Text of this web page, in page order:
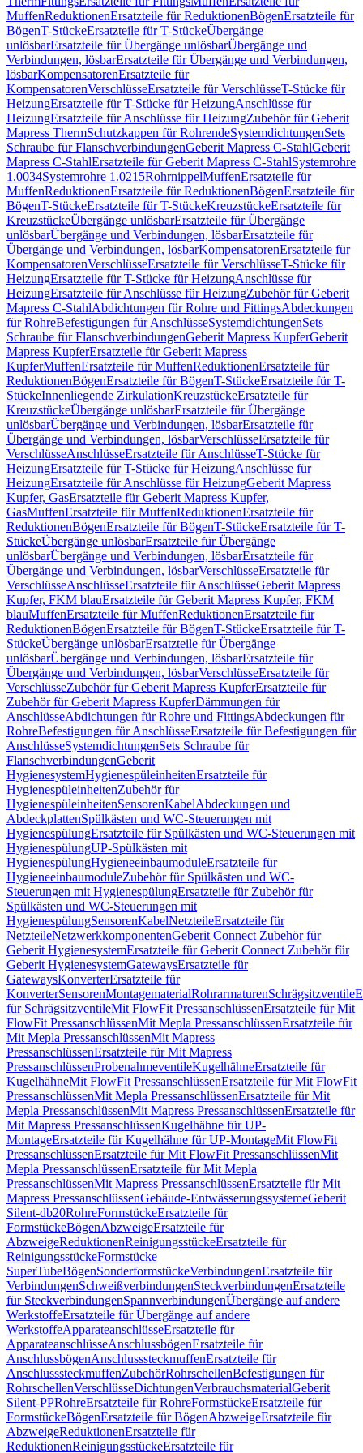
MuffenReduktionenErsatzteile für ReduktionenBögenErsatzteile für
BögenT-StückeErsatzteile für T-StückeÜbergänge
unlösbarErsatzteile für Übergänge unlösbarÜbergänge und
Verbindungen, lösbarErsatzteile für Übergänge und Verbindungen,
lösbarKompensatorenErsatzteile für
KompensatorenVerschlüsseErsatzteile für VerschlüsseT-Stücke für
HeizungErsatzteile für T-Stücke für HeizungAnschlüsse für
HeizungErsatzteile für Anschlüsse für HeizungZubehör für Geberit
Mapress ThermSchutzkappen für RohrendeSystemdichtungenSets
Schraube für FlanschverbindungenGeberit Mapress C-StahlGeberit
Mapress C-StahlErsatzteile für Geberit Mapress C-StahlSystemrohre
1.0034Systemrohre 1.0215RohrnippelMuffenErsatzteile für
MuffenReduktionenErsatzteile für ReduktionenBögenErsatzteile für
BögenT-StückeErsatzteile für T-StückeKreuzstückeErsatzteile für
KreuzstückeÜbergänge unlösbarErsatzteile für Übergänge
unlösbarÜbergänge und Verbindungen, lösbarErsatzteile für
Übergänge und Verbindungen, lösbarKompensatorenErsatzteile für
KompensatorenVerschlüsseErsatzteile für VerschlüsseT-Stücke für
HeizungErsatzteile für T-Stücke für HeizungAnschlüsse für
HeizungErsatzteile für Anschlüsse für HeizungZubehör für Geberit
Mapress C-StahlAbdichtungen für Rohre und FittingsAbdeckungen
für RohreBefestigungen für AnschlüsseSystemdichtungenSets
Schraube für FlanschverbindungenGeberit Mapress KupferGeberit
Mapress KupferErsatzteile für Geberit Mapress
KupferMuffenErsatzteile für MuffenReduktionenErsatzteile für
ReduktionenBögenErsatzteile für BögenT-StückeErsatzteile für T-
StückeInnenliegende ZirkulationKreuzstückeErsatzteile für
KreuzstückeÜbergänge unlösbarErsatzteile für Übergänge
unlösbarÜbergänge und Verbindungen, lösbarErsatzteile für
Übergänge und Verbindungen, lösbarVerschlüsseErsatzteile für
VerschlüsseAnschlüsseErsatzteile für AnschlüsseT-Stücke für
HeizungErsatzteile für T-Stücke für HeizungAnschlüsse für
HeizungErsatzteile für Anschlüsse für HeizungGeberit Mapress
Kupfer, GasErsatzteile für Geberit Mapress Kupfer,
GasMuffenErsatzteile für MuffenReduktionenErsatzteile für
ReduktionenBögenErsatzteile für BögenT-StückeErsatzteile für T-
StückeÜbergänge unlösbarErsatzteile für Übergänge
unlösbarÜbergänge und Verbindungen, lösbarErsatzteile für
Übergänge und Verbindungen, lösbarVerschlüsseErsatzteile für
VerschlüsseAnschlüsseErsatzteile für AnschlüsseGeberit Mapress
Kupfer, FKM blauErsatzteile für Geberit Mapress Kupfer, FKM
blauMuffenErsatzteile für MuffenReduktionenErsatzteile für
ReduktionenBögenErsatzteile für BögenT-StückeErsatzteile für T-
StückeÜbergänge unlösbarErsatzteile für Übergänge
unlösbarÜbergänge und Verbindungen, lösbarErsatzteile für
Übergänge und Verbindungen, lösbarVerschlüsseErsatzteile für
VerschlüsseZubehör für Geberit Mapress KupferErsatzteile für
Zubehör für Geberit Mapress KupferDämmungen für
AnschlüsseAbdichtungen für Rohre und FittingsAbdeckungen für
RohreBefestigungen für AnschlüsseErsatzteile für Befestigungen für
AnschlüsseSystemdichtungenSets Schraube für
FlanschverbindungenGeberit
HygienesystemHygienespüleinheitenErsatzteile für
HygienespüleinheitenZubehör für
HygienespüleinheitenSensorenKabelAbdeckungen und
AbdeckplattenSpülkästen und WC-Steuerungen mit
HygienespülungErsatzteile für Spülkästen und WC-Steuerungen mit
HygienespülungUP-Spülkästen mit
HygienespülungHygieneeinbaumoduleErsatzteile für
HygieneeinbaumoduleZubehör für Spülkästen und WC-
Steuerungen mit HygienespülungErsatzteile für Zubehör für
Spülkästen und WC-Steuerungen mit
HygienespülungSensorenKabelNetzteileErsatzteile für
NetzteileNetzwerkkomponentenGeberit Connect Zubehör für
Geberit HygienesystemErsatzteile für Geberit Connect Zubehör für
Geberit HygienesystemGatewaysErsatzteile für
GatewaysKonverterErsatzteile für
KonverterSensorenMontagematerialRohrarmaturenSchrägsitzventile
für SchrägsitzventileMit FlowFit PressanschlüssenErsatzteile für Mit
FlowFit PressanschlüssenMit Mepla PressanschlüssenErsatzteile für
Mit Mepla PressanschlüssenMit Mapress
PressanschlüssenErsatzteile für Mit Mapress
PressanschlüssenProbenahmeventileKugelhähneErsatzteile für
KugelhähneMit FlowFit PressanschlüssenErsatzteile für Mit FlowFit
PressanschlüssenMit Mepla PressanschlüssenErsatzteile für Mit
Mepla PressanschlüssenMit Mapress PressanschlüssenErsatzteile für
Mit Mapress PressanschlüssenKugelhähne für UP-
MontageErsatzteile für Kugelhähne für UP-MontageMit FlowFit
PressanschlüssenErsatzteile für Mit FlowFit PressanschlüssenMit
Mepla PressanschlüssenErsatzteile für Mit Mepla
PressanschlüssenMit Mapress PressanschlüssenErsatzteile für Mit
Mapress PressanschlüssenGebäude-EntwässerungssystemeGeberit
Silent-db20RohreFormstückeErsatzteile für
FormstückeBögenAbzweigeErsatzteile für
AbzweigeReduktionenReinigungsstückeErsatzteile für
ReinigungsstückeFormstücke
SuperTubeBögenSonderformstückeVerbindungenErsatzteile für
VerbindungenSchweißverbindungenSteckverbindungenErsatzteile
für SteckverbindungenSpannverbindungenÜbergänge auf andere
WerkstoffeErsatzteile für Übergänge auf andere
WerkstoffeApparateanschlüsseErsatzteile für
ApparateanschlüsseAnschlussbögenErsatzteile für
AnschlussbögenAnschlusssteckmuffenErsatzteile für
AnschlusssteckmuffenZubehörRohrschellenBefestigungen für
RohrschellenVerschlüsseDichtungenVerbrauchsmaterialGeberit
Silent-PPRohreErsatzteile für RohreFormstückeErsatzteile für
FormstückeBögenErsatzteile für BögenAbzweigeErsatzteile für
AbzweigeReduktionenErsatzteile für
ReduktionenReinigungsstückeErsatzteile für